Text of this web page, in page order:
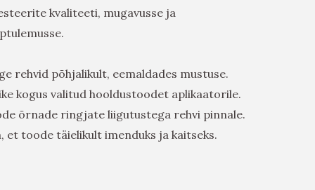
kvaliteeti, mugavusse ja
rehvid põhjalikult, eemaldades mustuse.
kogus valitud hooldustoodet aplikaatorile.
õrnade ringjate liigutustega rehvi pinnale.
et toode täielikult imenduks ja kaitseks.